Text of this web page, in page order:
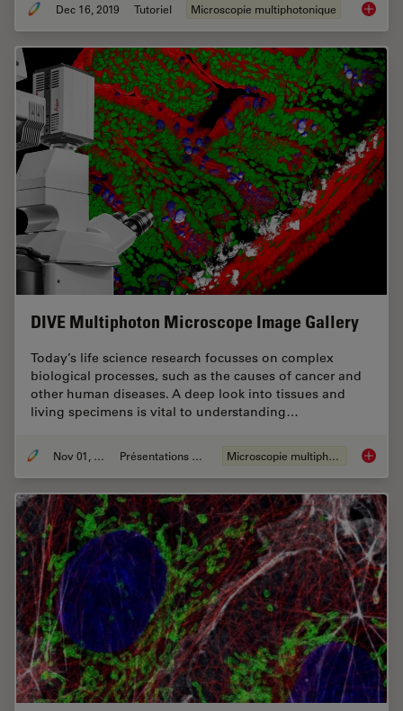
Dec 16, 2019 Tutoriel Microscopie multiphotonique
DIVE Multiphoton Microscope Image Gallery
Today’s life science research focusses on complex
biological processes, such as the causes of cancer and
other human diseases. A deep look into tissues and
living specimens is vital to understanding…
Nov 01, 2018 Présentations du CSF Microscopie multiphotonique DIVE